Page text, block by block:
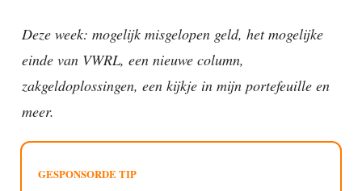
Deze week: mogelijk misgelopen geld, het mogelijke
einde van VWRL, een nieuwe column,
zakgeldoplossingen, een kijkje in mijn portefeuille en
meer.
GESPONSORDE TIP